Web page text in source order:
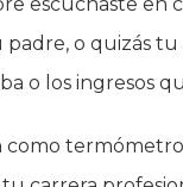
o quizás
o los ingresos